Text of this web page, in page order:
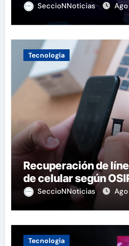
SeccioNNoticias
Tecnología
Recuperación de
de celular según
SeccioNNoticias
Tecnología